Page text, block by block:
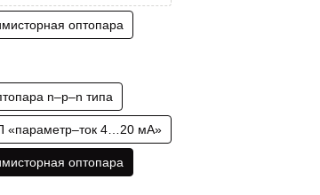
оптопара
n–p–n типа
«параметр–ток 4…20 мА»
оптопара